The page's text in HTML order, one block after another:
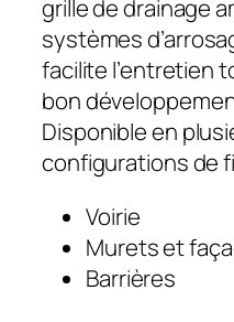
grille de drainage
systèmes
facilite l’entretien
bon
Disponible en
configurations de
Voirie
Murets et
Barrières